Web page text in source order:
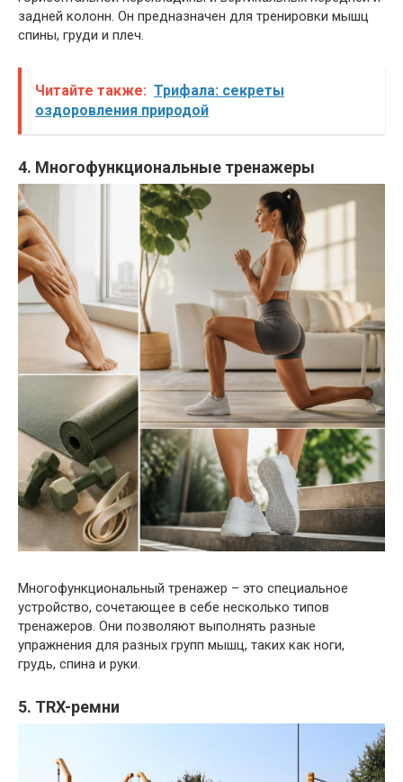
задней колонн. Он предназначен для тренировки мышц
спины, груди и плеч.
Читайте также: Трифала: секреты
оздоровления природой
4. Многофункциональные тренажеры
Многофункциональный тренажер – это специальное
устройство, сочетающее в себе несколько типов
тренажеров. Они позволяют выполнять разные
упражнения для разных групп мышц, таких как ноги,
грудь, спина и руки.
5. TRX-ремни